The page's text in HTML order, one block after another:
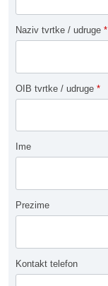
Naziv tvrtke / udruge *
OIB tvrtke / udruge *
Ime
Prezime
Kontakt telefon